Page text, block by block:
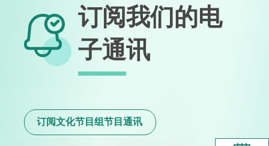
订阅我们的电
子通讯
订阅文化节目组节目通讯